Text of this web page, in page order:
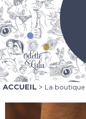
ACCUEIL > La boutique